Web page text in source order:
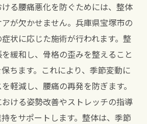
談に学ぶ整体の効果
のフォローアップケア
目指す人へのアドバイス
整体予約のコツ
る腰痛悪化を防ぐためには、整体
が欠かせません。兵庫県宝塚市の
状に応じた施術が行われます。整
緩和し、骨格の歪みを整えること
ちます。これにより、季節変動に
軽減し、腰痛の再発を防ぎます。
ける姿勢改善やストレッチの指導
をサポートします。整体は、季節